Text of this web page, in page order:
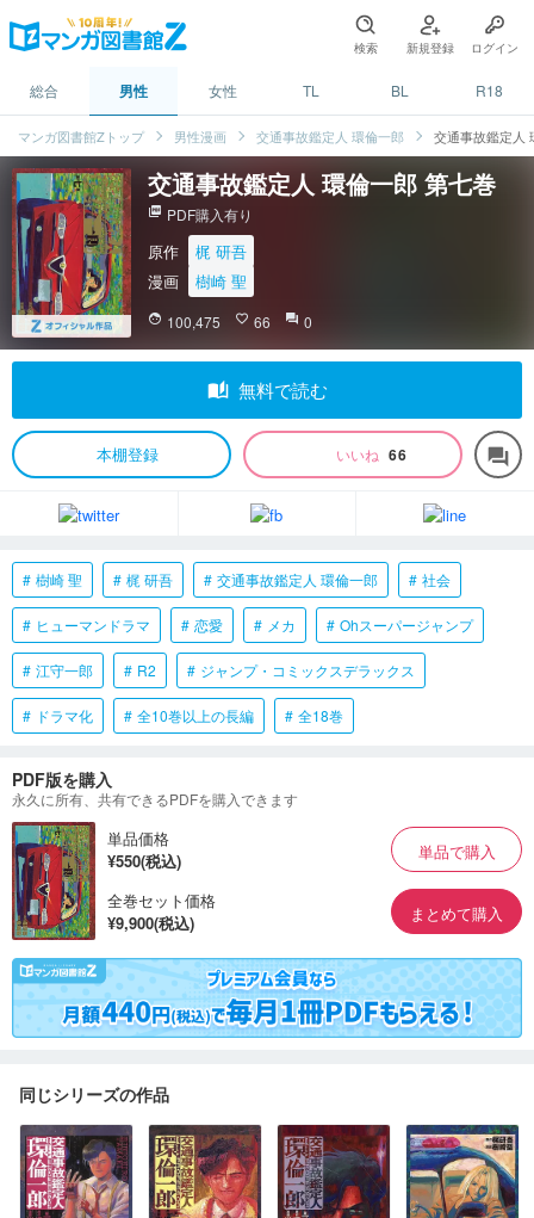
検索 新規登録 ログイン
総合 男性 女性 TL BL R18
マンガ図書館Zトップ 男性漫画 交通事故鑑定人 環倫一郎 交通事故鑑定人
交通事故鑑定人 環倫一郎 第七巻
picture_as_pdf PDF購入有り
原作
梶 研吾
漫画
樹崎 聖
face 100,475 favorite_border 66 question_answer 0
auto_stories 無料で読む
本棚登録 いいね 66 forum
樹崎 聖 梶 研吾 交通事故鑑定人 環倫一郎 社会
ヒューマンドラマ 恋愛 メカ Ohスーパージャンプ
江守一郎 R2 ジャンプ・コミックスデラックス
ドラマ化 全10巻以上の長編 全18巻
PDF版を購入
永久に所有、共有できるPDFを購入できます
単品価格
¥550(税込)
単品で購入
全巻セット価格
¥9,900(税込)
まとめて購入
同じシリーズの作品